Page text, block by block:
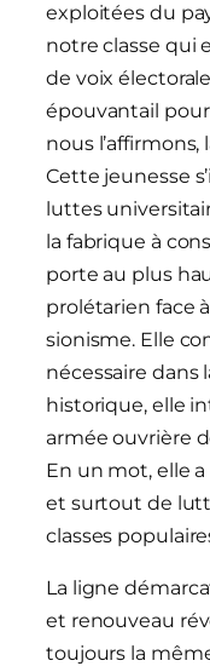
exploitées du
notre classe qui
de voix
épouvantail
nous
Cette jeunesse
luttes
la fabrique à
porte au plus
prolétarien face
sionisme. Elle
nécessaire dans
historique, elle
armée ouvrière
En un mot, elle
et surtout de
classes
La ligne
et renouveau
toujours la